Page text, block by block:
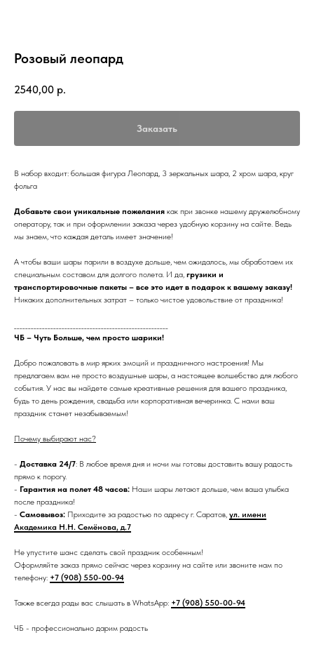
Розовый леопард
2540,00 р.
Заказать
В набор входит: большая фигура Леопард, 3 зеркальных шара, 2 хром шара, круг
фольга
Добавьте свои уникальные пожелания как при звонке нашему дружелюбному
оператору, так и при оформлении заказа через удобную корзину на сайте. Ведь
мы знаем, что каждая деталь имеет значение!
А чтобы ваши шары парили в воздухе дольше, чем ожидалось, мы обработаем их
специальным составом для долгого полета. И да, грузики и
транспортировочные пакеты – все это идет в подарок к вашему заказу!
Никаких дополнительных затрат – только чистое удовольствие от праздника!
ЧБ – Чуть Больше, чем просто шарики!
Добро пожаловать в мир ярких эмоций и праздничного настроения! Мы
предлагаем вам не просто воздушные шары, а настоящее волшебство для любого
события. У нас вы найдете самые креативные решения для вашего праздника,
будь то день рождения, свадьба или корпоративная вечеринка. С нами ваш
праздник станет незабываемым!
Почему выбирают нас?
- Доставка 24/7: В любое время дня и ночи мы готовы доставить вашу радость
прямо к порогу.
- Гарантия на полет 48 часов: Наши шары летают дольше, чем ваша улыбка
после праздника!
- Самовывоз: Приходите за радостью по адресу г. Саратов, ул. имени
Академика Н.Н. Семёнова, д.7
Не упустите шанс сделать свой праздник особенным!
Оформляйте заказ прямо сейчас через корзину на сайте или звоните нам по
телефону: +7 (908) 550-00-94
Также всегда рады вас слышать в WhatsApp: +7 (908) 550-00-94
ЧБ - профессионально дарим радость